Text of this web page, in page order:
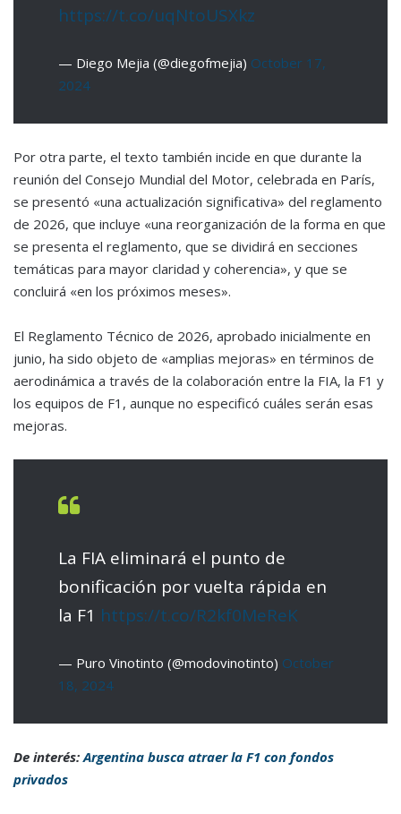
https://t.co/uqNtoUSXkz
— Diego Mejia (@diegofmejia) October 17,
2024
Por otra parte, el texto también incide en que durante la
reunión del Consejo Mundial del Motor, celebrada en París,
se presentó «una actualización significativa» del reglamento
de 2026, que incluye «una reorganización de la forma en que
se presenta el reglamento, que se dividirá en secciones
temáticas para mayor claridad y coherencia», y que se
concluirá «en los próximos meses».
El Reglamento Técnico de 2026, aprobado inicialmente en
junio, ha sido objeto de «amplias mejoras» en términos de
aerodinámica a través de la colaboración entre la FIA, la F1 y
los equipos de F1, aunque no especificó cuáles serán esas
mejoras.
La FIA eliminará el punto de
bonificación por vuelta rápida en
la F1 https://t.co/R2kf0MeReK
— Puro Vinotinto (@modovinotinto) October
18, 2024
De interés:Argentina busca atraer la F1 con fondos
privados